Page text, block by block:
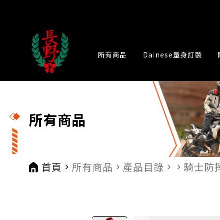
所有商品 Dainese量身訂製
所有商品
首頁 navigate_next 所有商品 navigate_next 產品目錄 navigate_next navigate_next 騎士防